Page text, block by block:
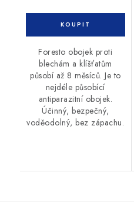
Foresto obojek proti
blechám a klíšťatům
působí až 8 měsíců. Je to
nejdéle působící
antiparazitní obojek.
Účinný, bezpečný,
voděodolný, bez zápachu.